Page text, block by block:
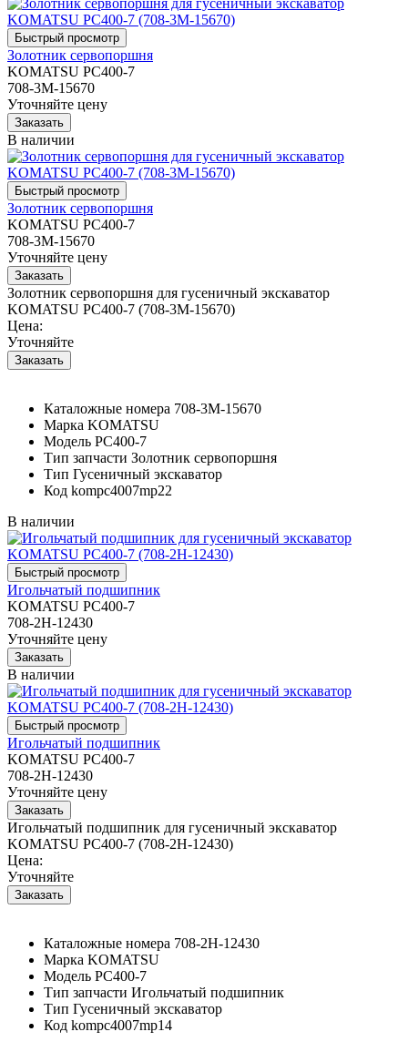
Золотник сервопоршня
KOMATSU PC400-7
708-3M-15670
Уточняйте цену
В наличии
Золотник сервопоршня
KOMATSU PC400-7
708-3M-15670
Уточняйте цену
Золотник сервопоршня для гусеничный экскаватор
KOMATSU PC400-7 (708-3M-15670)
Цена:
Уточняйте
Каталожные номера 708-3M-15670
Марка KOMATSU
Модель PC400-7
Тип запчасти Золотник сервопоршня
Тип Гусеничный экскаватор
Код kompc4007mp22
В наличии
Игольчатый подшипник
KOMATSU PC400-7
708-2H-12430
Уточняйте цену
В наличии
Игольчатый подшипник
KOMATSU PC400-7
708-2H-12430
Уточняйте цену
Игольчатый подшипник для гусеничный экскаватор
KOMATSU PC400-7 (708-2H-12430)
Цена:
Уточняйте
Каталожные номера 708-2H-12430
Марка KOMATSU
Модель PC400-7
Тип запчасти Игольчатый подшипник
Тип Гусеничный экскаватор
Код kompc4007mp14